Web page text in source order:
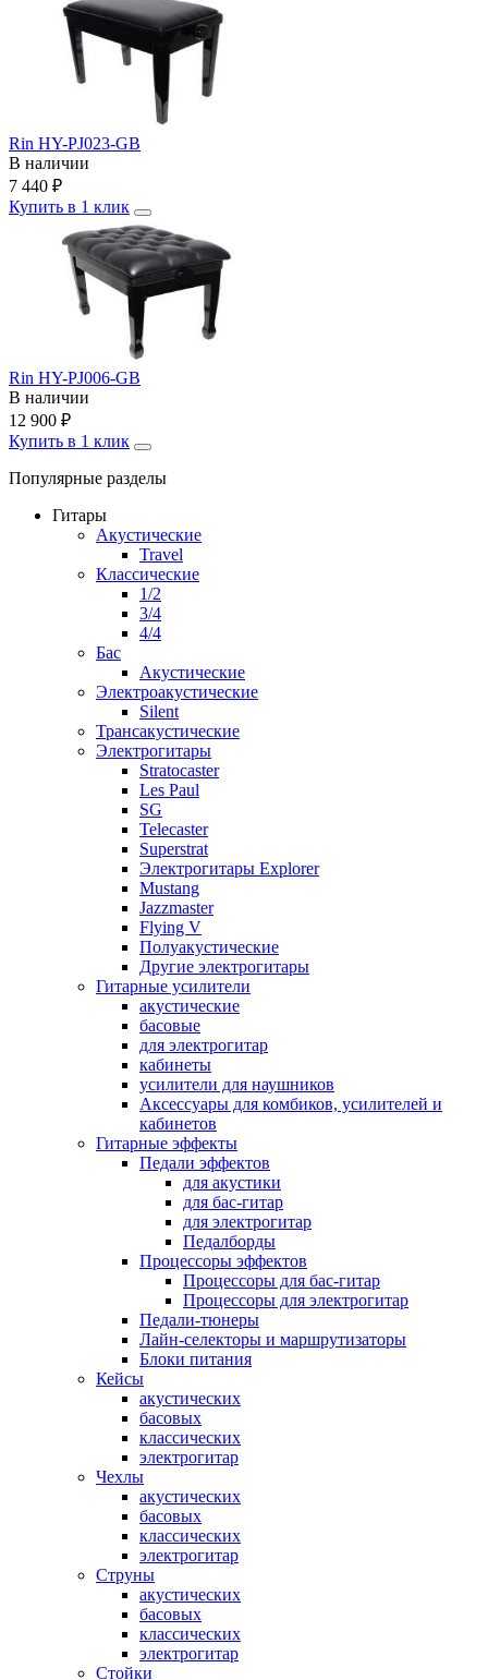
Rin HY-PJ023-GB
В наличии
7 440 ₽
Купить в 1 клик
Rin HY-PJ006-GB
В наличии
12 900 ₽
Купить в 1 клик
Популярные разделы
Гитары
Акустические
Travel
Классические
1/2
3/4
4/4
Бас
Акустические
Электроакустические
Silent
Трансакустические
Электрогитары
Stratocaster
Les Paul
SG
Telecaster
Superstrat
Электрогитары Explorer
Mustang
Jazzmaster
Flying V
Полуакустические
Другие электрогитары
Гитарные усилители
акустические
басовые
для электрогитар
кабинеты
усилители для наушников
Аксессуары для комбиков, усилителей и
кабинетов
Гитарные эффекты
Педали эффектов
для акустики
для бас-гитар
для электрогитар
Педалборды
Процессоры эффектов
Процессоры для бас-гитар
Процессоры для электрогитар
Педали-тюнеры
Лайн-селекторы и маршрутизаторы
Блоки питания
Кейсы
акустических
басовых
классических
электрогитар
Чехлы
акустических
басовых
классических
электрогитар
Струны
акустических
басовых
классических
электрогитар
Стойки